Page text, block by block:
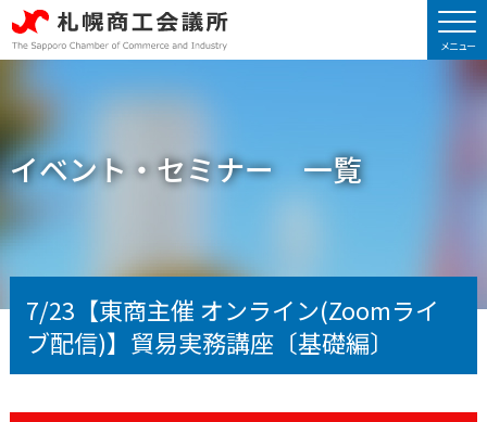
イベント・セミナー 一覧
7/23【東商主催 オンライン(Zoomライ
ブ配信)】貿易実務講座〔基礎編〕